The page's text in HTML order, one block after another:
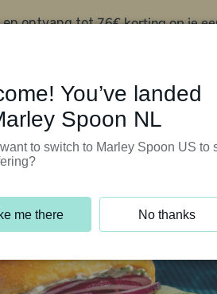
en ontvang tot76€ korting op je
You’ve landed
Spoon NL
to switch to Marley Spoon US to
me there No thanks